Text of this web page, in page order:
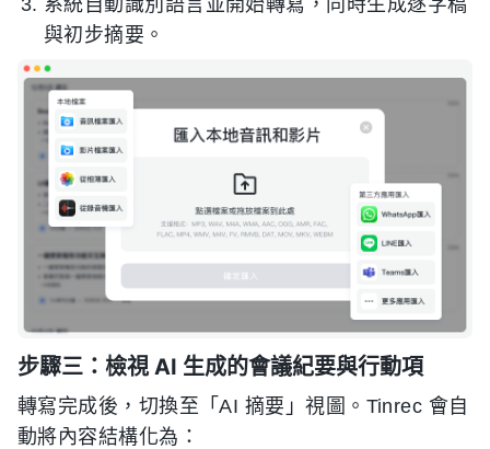
與初步摘要。
步驟三：檢視 AI 生成的會議紀要與行動項
轉寫完成後，切換至「AI 摘要」視圖。Tinrec 會自
動將內容結構化為：